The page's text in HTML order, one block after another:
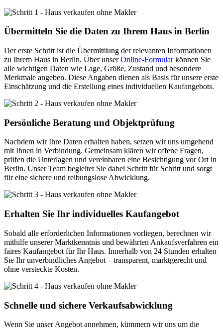
Übermitteln Sie die Daten zu Ihrem Haus in Berlin
Der erste Schritt ist die Übermittlung der relevanten Informationen
zu Ihrem Haus in Berlin. Über unserOnline-Formularkönnen Sie
alle wichtigen Daten wie Lage, Größe, Zustand und besondere
Merkmale angeben. Diese Angaben dienen als Basis für unsere erste
Einschätzung und die Erstellung eines individuellen Kaufangebots.
Persönliche Beratung und Objektprüfung
Nachdem wir Ihre Daten erhalten haben, setzen wir uns umgehend
mit Ihnen in Verbindung. Gemeinsam klären wir offene Fragen,
prüfen die Unterlagen und vereinbaren eine Besichtigung vor Ort in
Berlin. Unser Team begleitet Sie dabei Schritt für Schritt und sorgt
für eine sichere und reibungslose Abwicklung.
Erhalten Sie Ihr individuelles Kaufangebot
Sobald alle erforderlichen Informationen vorliegen, berechnen wir
mithilfe unserer Marktkenntnis und bewährten Ankaufsverfahren ein
faires Kaufangebot für Ihr Haus. Innerhalb von 24 Stunden erhalten
Sie Ihr unverbindliches Angebot – transparent, marktgerecht und
ohne versteckte Kosten.
Schnelle und sichere Verkaufsabwicklung
Wenn Sie unser Angebot annehmen, kümmern wir uns um die